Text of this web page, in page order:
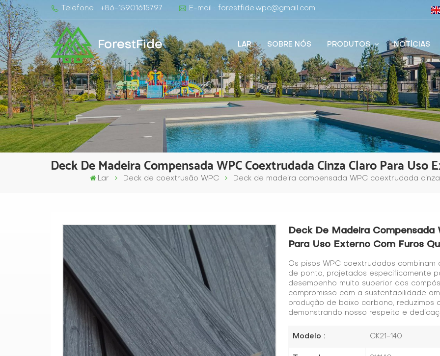
Telefone : +86-15901615797 E-mail : forestfide.wpc@gmail.com
ForestFide LAR SOBRE NÓS PRODUTOS NOTÍCIAS
Deck De Madeira Compensada WPC Coextrudada Cinza Claro Para Uso
Lar Deck de coextrusão WPC Deck de madeira compensada WPC coextrudada
Deck De Madeira Compensada
Para Uso Externo Com Furos
Os pisos WPC coextrudados
de ponta, projetados especificamente
desempenho muito superior aos
compromisso com a sustentabilidade
produção de baixo carbono, reduzimos
demonstrando nosso respeito e
Modelo : CK21-140